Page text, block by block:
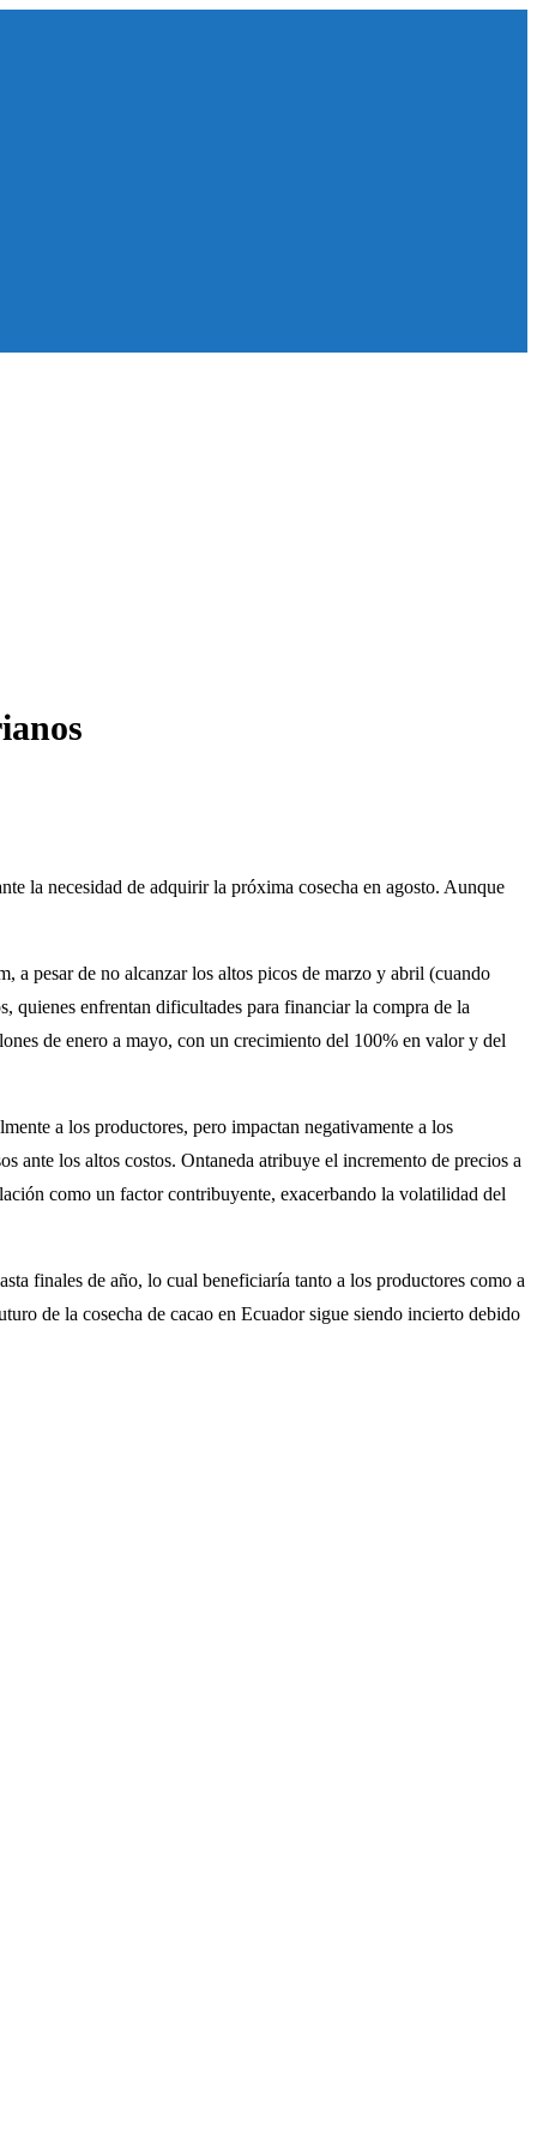
la necesidad de adquirir la próxima cosecha en agosto. Aunque
a pesar de no alcanzar los altos picos de marzo y abril (cuando
quienes enfrentan dificultades para financiar la compra de la
de enero a mayo, con un crecimiento del 100% en valor y del
a los productores, pero impactan negativamente a los
ante los altos costos. Ontaneda atribuye el incremento de precios a
como un factor contribuyente, exacerbando la volatilidad del
finales de año, lo cual beneficiaría tanto a los productores como a
de la cosecha de cacao en Ecuador sigue siendo incierto debido